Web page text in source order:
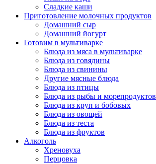
Сладкие каши
Приготовление молочных продуктов
Домашний сыр
Домашний йогурт
Готовим в мультиварке
Блюда из мяса в мультиварке
Блюда из говядины
Блюда из свинины
Другие мясные блюда
Блюда из птицы
Блюда из рыбы и морепродуктов
Блюда из круп и бобовых
Блюда из овощей
Блюда из теста
Блюда из фруктов
Алкоголь
Хреновуха
Перцовка